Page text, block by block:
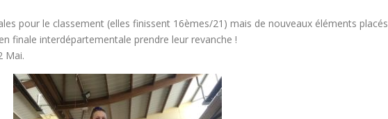
pour le classement (elles finissent 16èmes/21) mais de nouveaux éléments placés
finale interdépartementale prendre leur revanche !
Mai.